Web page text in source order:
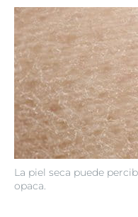
La piel seca puede
opaca.